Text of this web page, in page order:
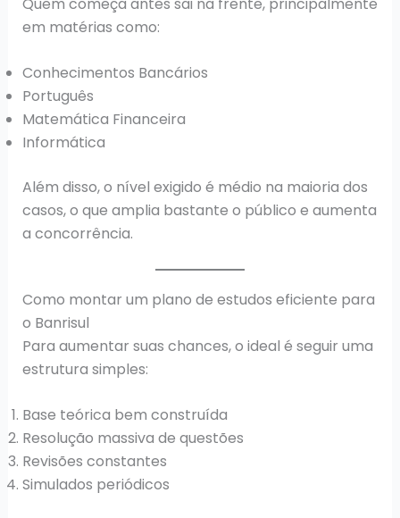
em matérias como:
Conhecimentos Bancários
Português
Matemática Financeira
Informática
Além disso, o nível exigido é médio na maioria dos
casos, o que amplia bastante o público e aumenta
a concorrência.
Como montar um plano de estudos eficiente para
o Banrisul
Para aumentar suas chances, o ideal é seguir uma
estrutura simples:
Base teórica bem construída
Resolução massiva de questões
Revisões constantes
Simulados periódicos